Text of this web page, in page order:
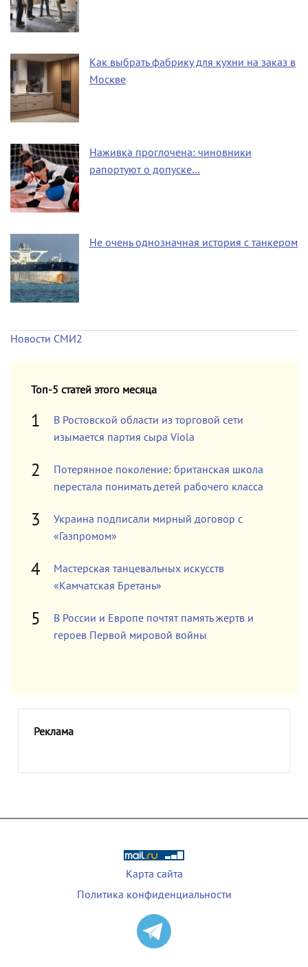
Как выбрать фабрику для кухни на заказ в
Москве
Наживка проглочена: чиновники
рапортуют о допуске…
Не очень однозначная история с танкером
Новости СМИ2
Топ-5 статей этого месяца
В Ростовской области из торговой сети
изымается партия сыра Viola
Потерянное поколение: британская школа
перестала понимать детей рабочего класса
Украина подписали мирный договор с
«Газпромом»
Мастерская танцевальных искусств
«Камчатская Бретань»
В России и Европе почтят память жертв и
героев Первой мировой войны
Реклама
Карта сайта
Политика конфиденциальности